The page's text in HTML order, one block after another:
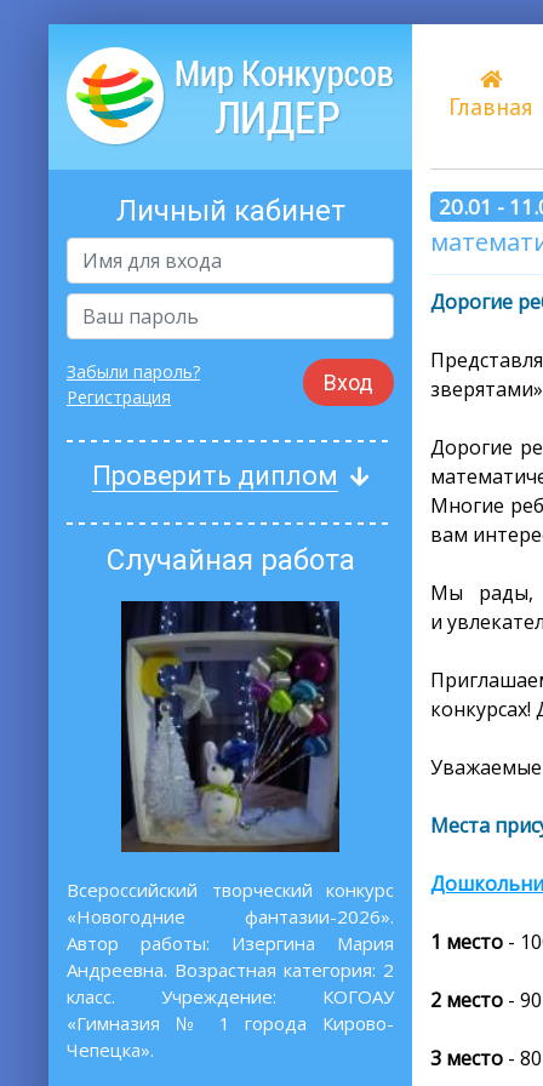
Главная
Личный кабинет
Вход
Забыли пароль?
Регистрация
Проверить диплом
Случайная работа
Всероссийский творческий конкурс
«Новогодние фантазии-2026».
Автор работы: Изергина Мария
Андреевна. Возрастная категория: 2
класс. Учреждение: КОГОАУ
«Гимназия № 1 города Кирово-
Чепецка».
20.01 -
Дорогие
Дорогие
Многие
вам
Мы рады,
и
Уважаемые
Места
1 место -
2 место -
3 место -